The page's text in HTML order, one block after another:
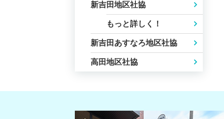
新吉田地区社協
もっと詳しく！
新吉田あすなろ地区社協
高田地区社協